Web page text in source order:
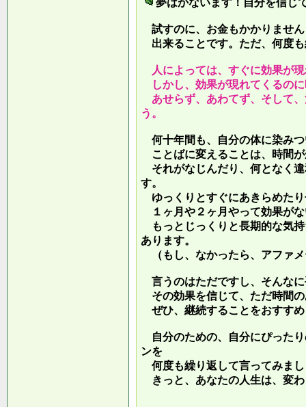
夢はかないます！自分を信じ
試すのに、お金もかかりませ
出来ることです。ただ、何度
人によっては、すぐに効果が
しかし、効果が現れてくるの
あせらず、あわてず、そして
う。
何十年間も、自分の体に染み
ことばに変えることは、時間
それがなじんだり、何となく
す。
ゆっくりとすぐにあきらめた
１ヶ月や２ヶ月やって効果が
もっとじっくりと長期的な気
あります。
（もし、なかったら、アファ
言うのはただですし、そんな
その効果を信じて、ただ時間
ぜひ、継続することをおすす
自分のための、自分にぴった
ンを
何度も繰り返して言ってみま
きっと、あなたの人生は、変